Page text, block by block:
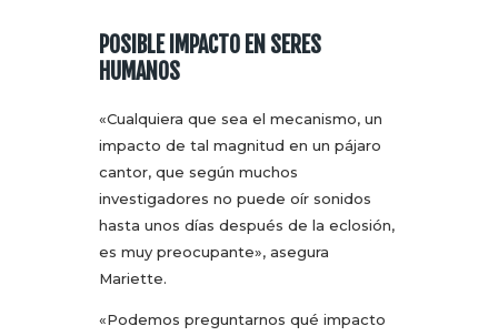
POSIBLE IMPACTO EN SERES
HUMANOS
«Cualquiera que sea el mecanismo, un
impacto de tal magnitud en un pájaro
cantor, que según muchos
investigadores no puede oír sonidos
hasta unos días después de la eclosión,
es muy preocupante», asegura
Mariette.
«Podemos preguntarnos qué impacto